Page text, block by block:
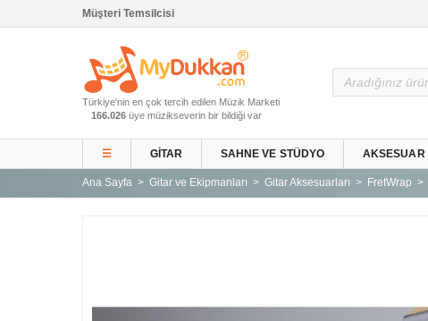
Müşteri Temsilcisi
Gitar ve Ekipmanları
Sahne ve Stüdyo
Aksesuarlar
Türkiye'nin en çok tercih edilen Müzik Marketi
166.026 üye müzikseverin bir bildiği var
☰ GITAR SAHNE VE STÜDYO AKSESUAR
Ana Sayfa Gitar ve Ekipmanları Gitar Aksesuarları FretWrap